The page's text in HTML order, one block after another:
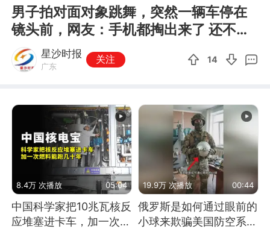
男子拍对面对象跳舞，突然一辆车停在
镜头前，网友：手机都掏出来了 还不明
白吗
星沙时报
广东
关注 14
8.4万 次播放 05:04
中国科学家把10兆瓦核反
应堆塞进卡车，加一次燃
19.9万 次播放 00:44
俄罗斯是如何通过眼前的
小球来欺骗美国防空系统